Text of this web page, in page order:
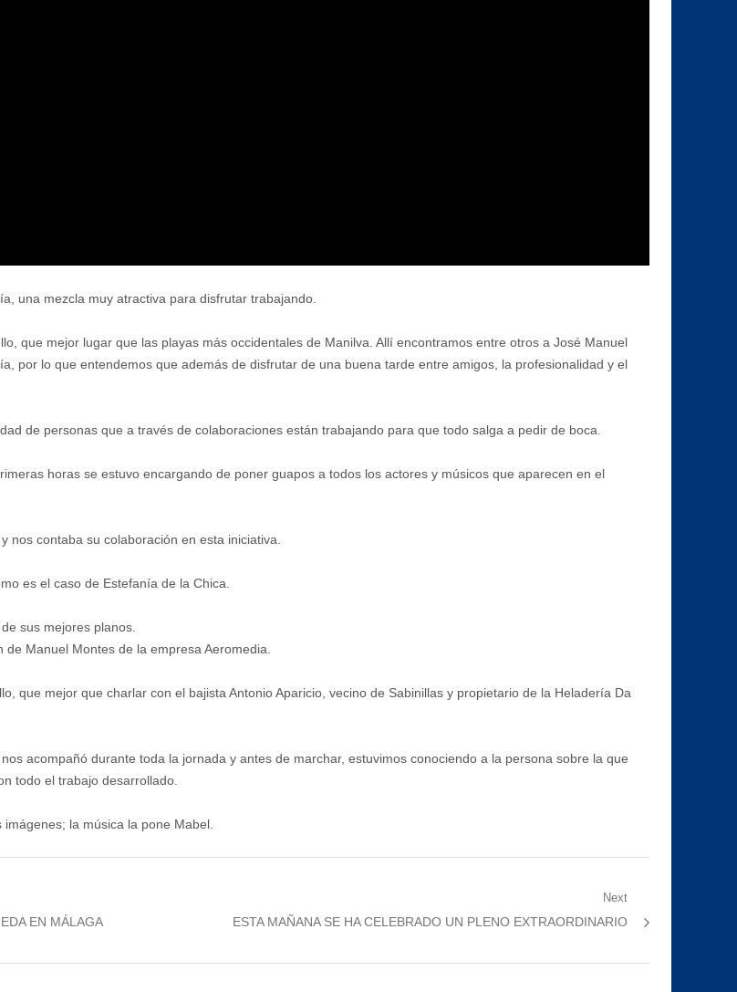
una mezcla muy atractiva para disfrutar trabajando.
que mejor lugar que las playas más occidentales de Manilva. Allí encontramos entre otros a José Manuel
por lo que entendemos que además de disfrutar de una buena tarde entre amigos, la profesionalidad y el
de personas que a través de colaboraciones están trabajando para que todo salga a pedir de boca.
horas se estuvo encargando de poner guapos a todos los actores y músicos que aparecen en el
nos contaba su colaboración en esta iniciativa.
es el caso de Estefanía de la Chica.
sus mejores planos.
Manuel Montes de la empresa Aeromedia.
que mejor que charlar con el bajista Antonio Aparicio, vecino de Sabinillas y propietario de la Heladería Da
acompañó durante toda la jornada y antes de marchar, estuvimos conociendo a la persona sobre la que
todo el trabajo desarrollado.
la música la pone Mabel.
EN MÁLAGA
Next
Next
ESTA MAÑANA SE HA CELEBRADO UN PLENO EXTRAORDINARIO